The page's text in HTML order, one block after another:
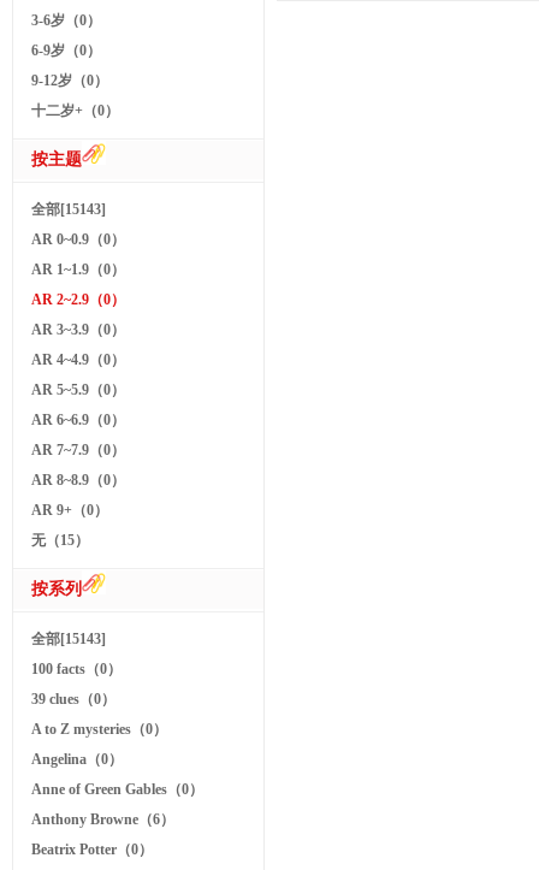
3-6岁（0）
6-9岁（0）
9-12岁（0）
十二岁+（0）
按主题
全部[15143]
AR 0~0.9（0）
AR 1~1.9（0）
AR 2~2.9（0）
AR 3~3.9（0）
AR 4~4.9（0）
AR 5~5.9（0）
AR 6~6.9（0）
AR 7~7.9（0）
AR 8~8.9（0）
AR 9+（0）
无（15）
按系列
全部[15143]
100 facts（0）
39 clues（0）
A to Z mysteries（0）
Angelina（0）
Anne of Green Gables（0）
Anthony Browne（6）
Beatrix Potter（0）